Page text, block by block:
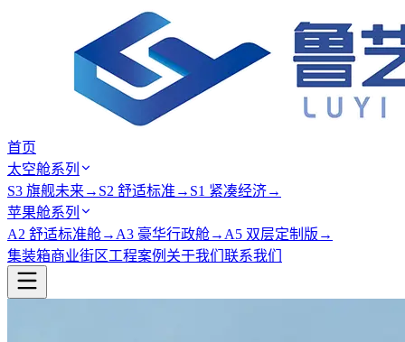
首页
太空舱系列
S3 旗舰未来→ S2 舒适标准 → S1 紧凑经济→
苹果舱系列
A2 舒适标准舱→ A3 豪华行政舱→ A5 双层定制版 →
集装箱商业街区工程案例 关于我们 联系我们